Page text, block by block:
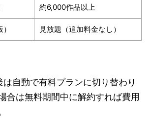
約6,000作品以上
見放題（追加料金なし）
自動で有料プランに切り替わり
合は無料期間中に解約すれば費用